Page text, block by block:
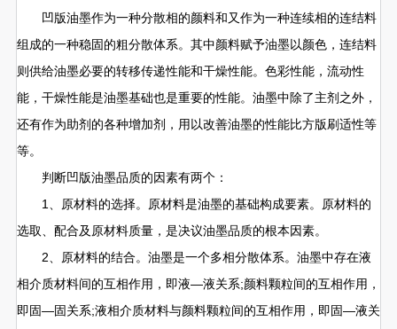
凹版油墨作为一种分散相的颜料和又作为一种连续相的连结料
组成的一种稳固的粗分散体系。其中颜料赋予油墨以颜色，连结料
则供给油墨必要的转移传递性能和干燥性能。色彩性能，流动性
能，干燥性能是油墨基础也是重要的性能。油墨中除了主剂之外，
还有作为助剂的各种增加剂，用以改善油墨的性能比方版刷适性等
等。
判断凹版油墨品质的因素有两个：
1、原材料的选择。原材料是油墨的基础构成要素。原材料的
选取、配合及原材料质量，是决议油墨品质的根本因素。
2、原材料的结合。油墨是一个多相分散体系。油墨中存在液
相介质材料间的互相作用，即液—液关系;颜料颗粒间的互相作用，
即固—固关系;液相介质材料与颜料颗粒间的互相作用，即固—液关